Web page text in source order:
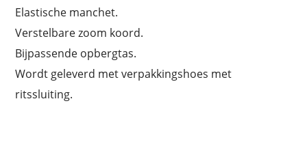
Elastische manchet.
Verstelbare zoom koord.
Bijpassende opbergtas.
Wordt geleverd met verpakkingshoes met
ritssluiting.